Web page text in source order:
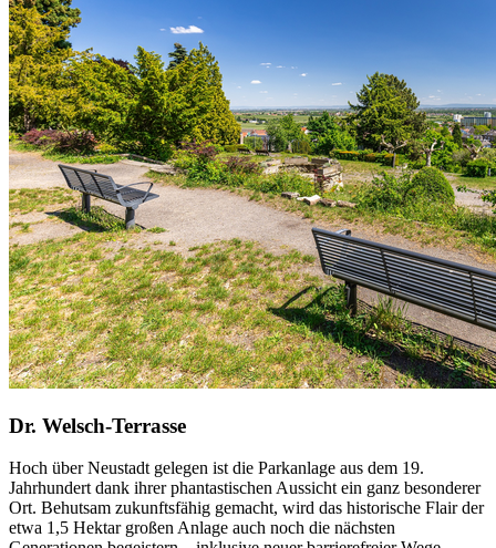
Dr. Welsch-Terrasse
Hoch über Neustadt gelegen ist die Parkanlage aus dem 19.
Jahrhundert dank ihrer phantastischen Aussicht ein ganz besonderer
Ort. Behutsam zukunftsfähig gemacht, wird das historische Flair der
etwa 1,5 Hektar großen Anlage auch noch die nächsten